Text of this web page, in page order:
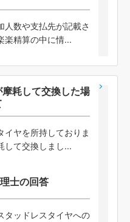
人数や支払先が記載さ
楽精算の中に情...
耗して交換した場
イヤを所持しておりま
して交換しまし...
士の回答
タッドレスタイヤへの